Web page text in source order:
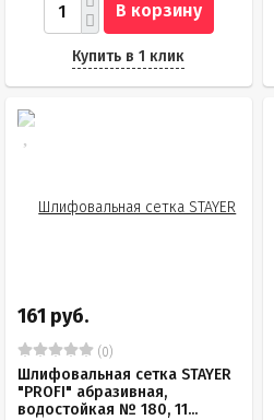
В корзину
Купить в 1 клик
161 руб.
(0)
Шлифовальная сетка STAYER
"PROFI" абразивная,
водостойкая № 180, 11...